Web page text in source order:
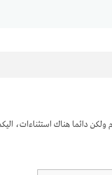
دائما هناك استثناءات،